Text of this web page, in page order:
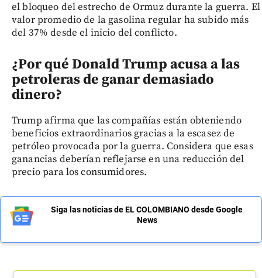
el bloqueo del estrecho de Ormuz durante la guerra. El
valor promedio de la gasolina regular ha subido más
del 37% desde el inicio del conflicto.
¿Por qué Donald Trump acusa a las
petroleras de ganar demasiado
dinero?
Trump afirma que las compañías están obteniendo
beneficios extraordinarios gracias a la escasez de
petróleo provocada por la guerra. Considera que esas
ganancias deberían reflejarse en una reducción del
precio para los consumidores.
Siga las noticias de EL COLOMBIANO desde Google
News